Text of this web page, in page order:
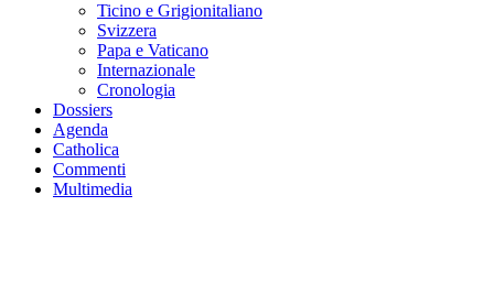
Ticino e Grigionitaliano
Svizzera
Papa e Vaticano
Internazionale
Cronologia
Dossiers
Agenda
Catholica
Commenti
Multimedia